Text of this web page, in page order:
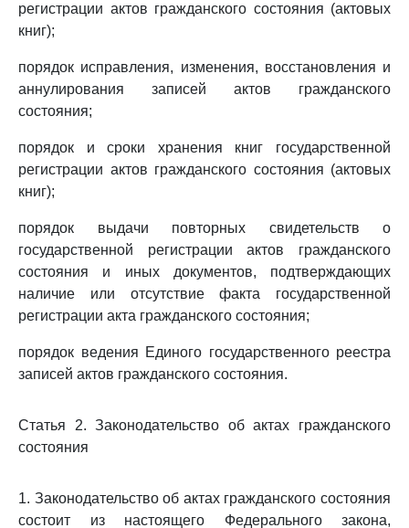
регистрации актов гражданского состояния (актовых
книг);
порядок исправления, изменения, восстановления и
аннулирования записей актов гражданского
состояния;
порядок и сроки хранения книг государственной
регистрации актов гражданского состояния (актовых
книг);
порядок выдачи повторных свидетельств о
государственной регистрации актов гражданского
состояния и иных документов, подтверждающих
наличие или отсутствие факта государственной
регистрации акта гражданского состояния;
порядок ведения Единого государственного реестра
записей актов гражданского состояния.
Статья 2. Законодательство об актах гражданского
состояния
1. Законодательство об актах гражданского состояния
состоит из настоящего Федерального закона,